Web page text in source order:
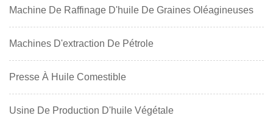
Machine De Raffinage D'huile De Graines Oléagineuses
Machines D'extraction De Pétrole
Presse À Huile Comestible
Usine De Production D'huile Végétale